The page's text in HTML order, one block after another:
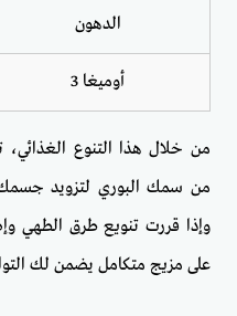
الدهون
أوميغا 3
من خلال هذا التنوع
من سمك البوري لتزويد جسمك
وإذا قررت تنويع طرق
على مزيج متكامل يضمن لك